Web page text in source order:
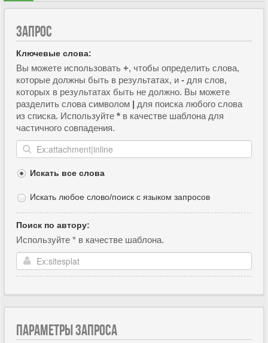
ЗАПРОС
Ключевые слова:
Вы можете использовать +, чтобы определить слова,
которые должны быть в результатах, и - для слов,
которых в результатах быть не должно. Вы можете
разделить слова символом | для поиска любого слова
из списка. Используйте * в качестве шаблона для
частичного совпадения.
Искать все слова
Искать любое слово/поиск с языком запросов
Поиск по автору:
Используйте * в качестве шаблона.
ПАРАМЕТРЫ ЗАПРОСА